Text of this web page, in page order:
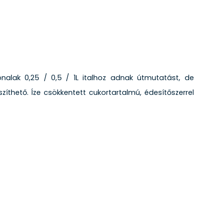
0,25 / 0,5 / 1L italhoz adnak útmutatást, de
Íze csökkentett cukortartalmú, édesítőszerrel